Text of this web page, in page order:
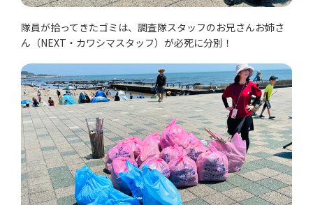
隊員が拾ってきたゴミは、調査隊スタッフのお兄さんお姉さ
ん（NEXT・カワシマスタッフ）が必死に分別！